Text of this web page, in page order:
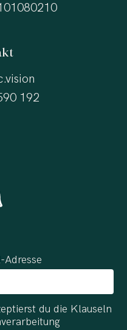
192
Adresse
du die Klauseln